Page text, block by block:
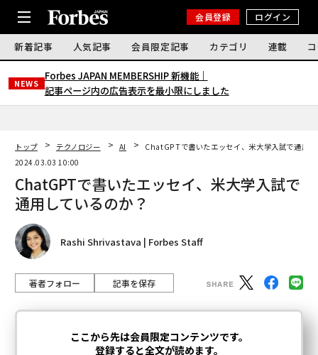
会員登録 ログイン
新着記事 人気記事 会員限定記事 カテゴリ 連載
NEWS
Forbes JAPAN MEMBERSHIP 新機能｜
記事ページ内の広告表示を最小限にしました
トップ テクノロジー AI
ChatGPTで書いたエッセイ、米大学入試で通用
2024.03.03 10:00
ChatGPTで書いたエッセイ、米大学入試で
通用しているのか？
Rashi Shrivastava | Forbes Staff
著者フォロー 記事を保存